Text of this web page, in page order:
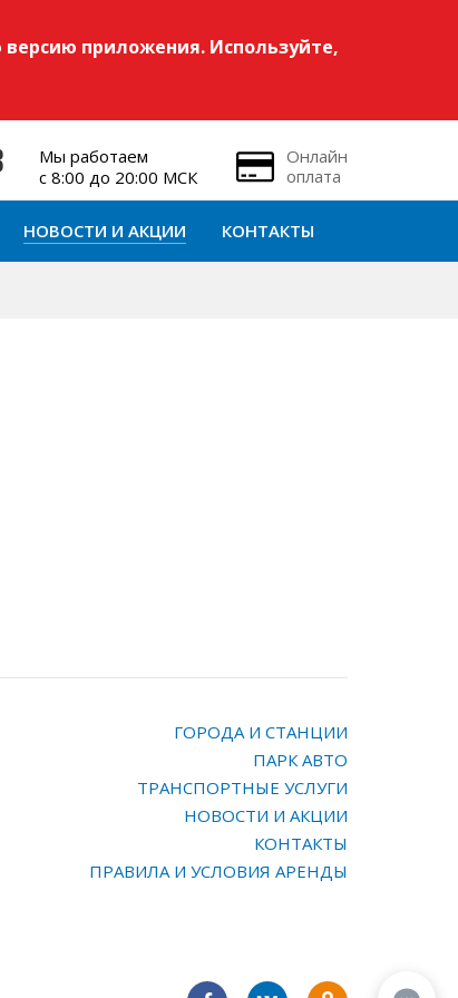
приложения. Используйте,
Мы работаем
с 8:00 до 20:00 МСК
Онлайн
оплата
НОВОСТИ И АКЦИИ КОНТАКТЫ
ГОРОДА И СТАНЦИИ
ПАРК АВТО
ТРАНСПОРТНЫЕ УСЛУГИ
НОВОСТИ И АКЦИИ
КОНТАКТЫ
ПРАВИЛА И УСЛОВИЯ АРЕНДЫ